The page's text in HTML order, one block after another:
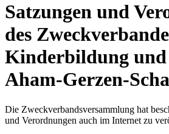
Satzungen und
des
Kinderbildung
Aham-Gerzen-
Die Zweckverbandsversammlung hat
und Verordnungen auch im Internet zu